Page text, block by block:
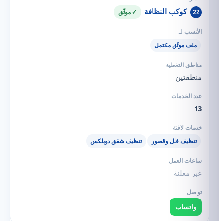
22 كوكب النظافة ✓ موثّق
ملف موثّق مكتمل
منطقتين
13
تنظيف فلل وقصور تنظيف شقق دوبلكس
غير معلنة
واتساب